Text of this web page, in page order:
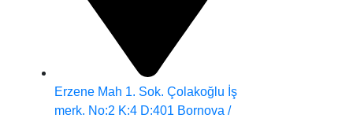
Erzene Mah 1. Sok. Çolakoğlu İş
merk. No:2 K:4 D:401 Bornova /